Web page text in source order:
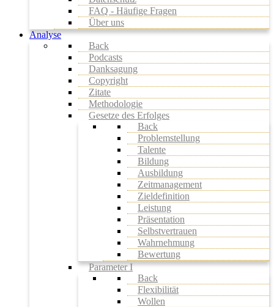
FAQ - Häufige Fragen
Über uns
Analyse
Back
Podcasts
Danksagung
Copyright
Zitate
Methodologie
Gesetze des Erfolges
Back
Problemstellung
Talente
Bildung
Ausbildung
Zeitmanagement
Zieldefinition
Leistung
Präsentation
Selbstvertrauen
Wahrnehmung
Bewertung
Parameter I
Back
Flexibilität
Wollen